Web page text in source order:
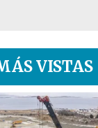
VISTAS
1